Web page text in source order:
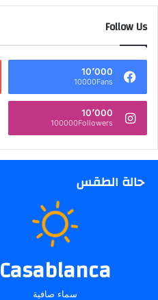
Follow Us
10٬000
10000Fans
10٬000
100000Followers
حالة الطقس
Casablanca
سماء صافية